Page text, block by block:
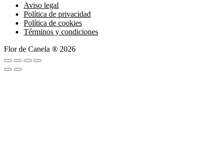
Aviso legal
Política de privacidad
Política de cookies
Términos y condiciones
Flor de Canela ® 2026